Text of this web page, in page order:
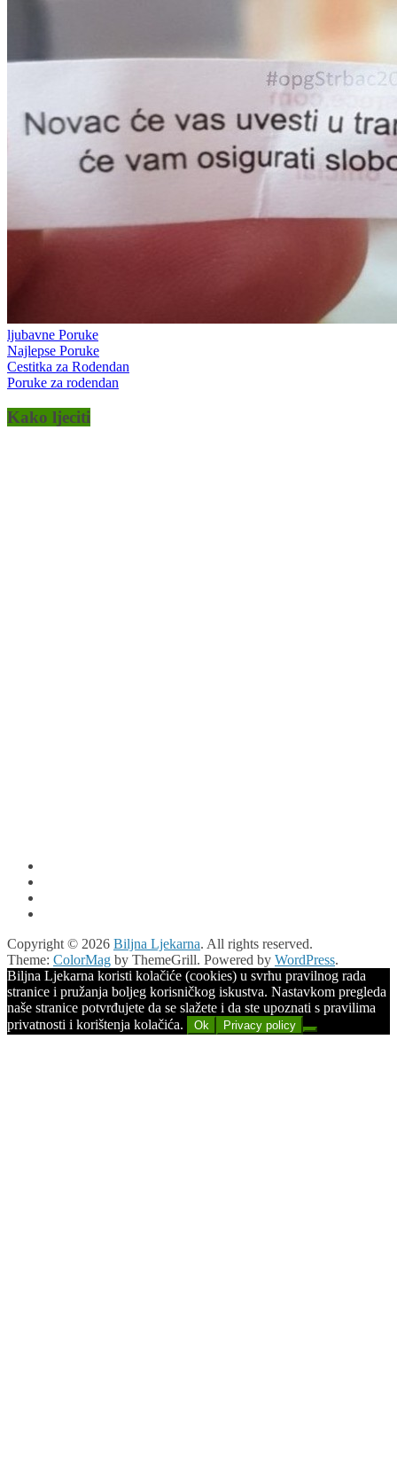
ljubavne Poruke
Najlepse Poruke
Cestitka za Rodendan
Poruke za rodendan
Kako ljeciti
Copyright © 2026 Biljna Ljekarna. All rights reserved.
Theme: ColorMag by ThemeGrill. Powered by WordPress.
Biljna Ljekarna koristi kolačiće (cookies) u svrhu pravilnog rada
stranice i pružanja boljeg korisničkog iskustva. Nastavkom pregleda
naše stranice potvrđujete da se slažete i da ste upoznati s pravilima
privatnosti i korištenja kolačića.
Ok Privacy policy